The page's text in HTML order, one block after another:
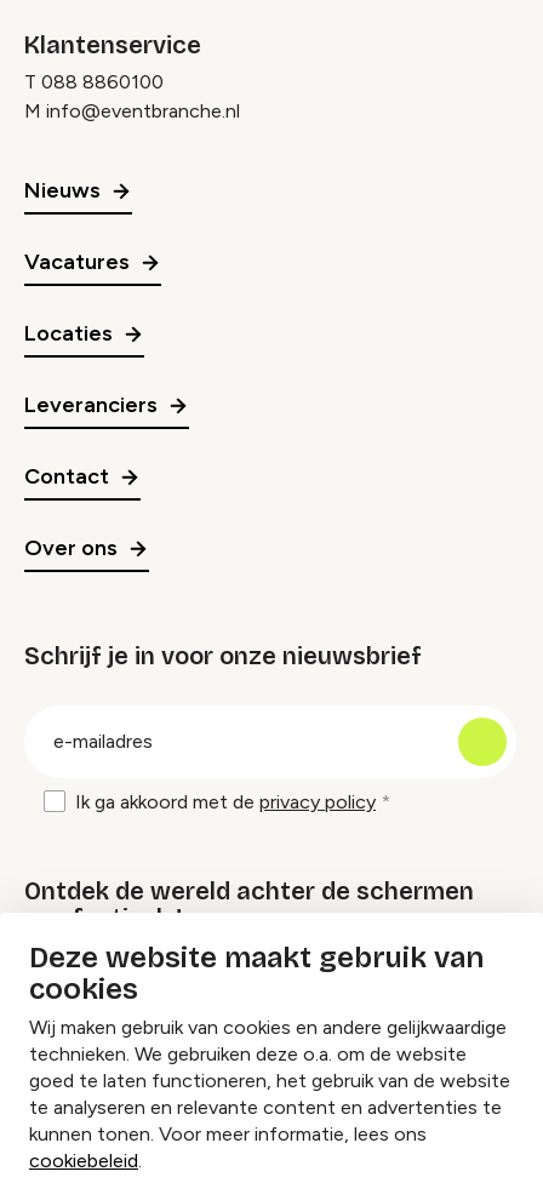
Deze website maakt gebruik van
cookies
Wij maken gebruik van cookies en andere gelijkwaardige
technieken. We gebruiken deze o.a. om de website
goed te laten functioneren, het gebruik van de website
te analyseren en relevante content en advertenties te
kunnen tonen. Voor meer informatie, lees ons
cookiebeleid.
Klantenservice
T 088 8860100
M info@eventbranche.nl
Nieuws
Vacatures
Locaties
Leveranciers
Contact
Over ons
Schrijf je in voor onze nieuwsbrief
Ik ga akkoord met de privacy policy
Ontdek de wereld achter de schermen
van festivals!
Lees onze Festival Specials
InstagramFacebookLinkedIn